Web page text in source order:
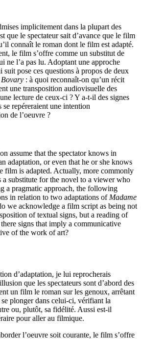
implicitement dans la plupart des
que le spectateur sait d’avance que le film
connaît le roman dont le film est adapté.
le film s’offre comme un substitut de
ne l’a pas lu. Adoptant une approche
suit pose ces questions à propos de deux
: à quoi reconnaît-on qu’un récit
une transposition audiovisuelle des
lecture de ceux-ci ? Y a-t-il des signes
se repéreraient une intention
de l’oeuvre ?
assume that the spectator knows in
adaptation, or even that he or she knows
film is adapted. Actually, more commonly
a substitute for the novel to a viewer who
a pragmatic approach, the following
in relation to two adaptations of Madame
we acknowledge a film script as being not
of textual signs, but a reading of
signs that imply a communicative
of the work of art?
d’adaptation, je lui reprocherais
que les spectateurs sont d’abord des
un film le roman sur les genoux, arrêtant
plonger dans celui-ci, vérifiant la
ou, plutôt, sa fidélité. Aussi est-il
pour aller au filmique.
l’oeuvre soit courante, le film s’offre